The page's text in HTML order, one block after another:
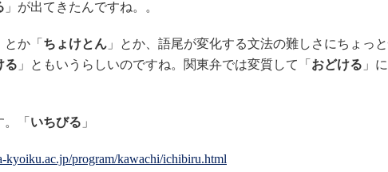
」が出てきたんですね。。
とか「 ちょけとん 」とか、語尾が変化する文法の難しさにちょっ
る 」ともいうらしいのですね。関東弁では変質して「 おどける 」
「 いちびる 」
kyoiku.ac.jp/program/kawachi/ichibiru.html